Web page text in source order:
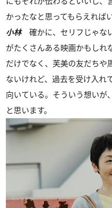
かったなと思ってもらえれば
小林確かに、セリフじゃな
がたくさんある映画かもしれ
だけでなく、芙美の友だちや
ないけれど、過去を受け入れ
向いている。そういう想いが
と思います。